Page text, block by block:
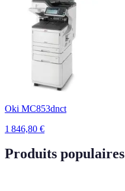
Oki MC853dnct
1 846,80 €
Produits populaires